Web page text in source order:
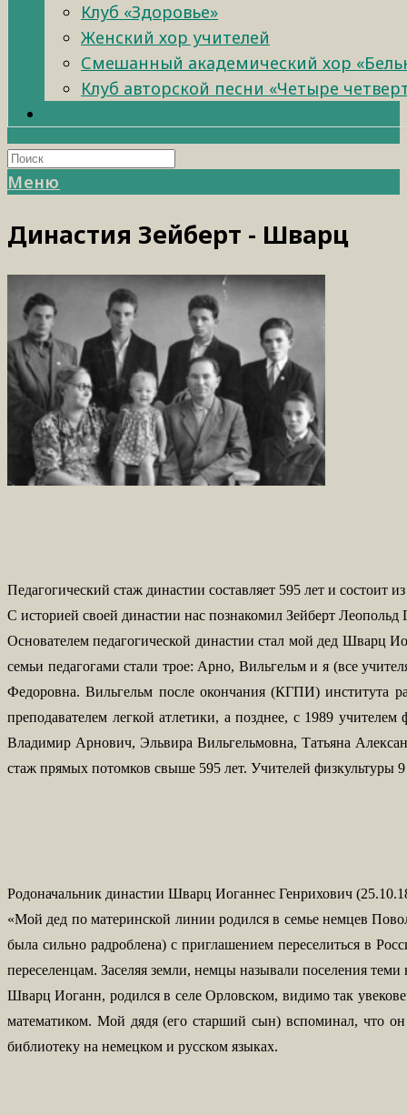
Клуб «Здоровье»
Женский хор учителей
Смешанный академический хор
Клуб авторской песни «Четыре
Меню
Династия Зейберт - Шварц
Педагогический стаж династии составляет 595 лет и
С историей своей династии нас познакомил Зейберт
Основателем педагогической династии стал мой дед Шварц
семьи педагогами стали трое: Арно, Вильгельм и я (все
Федоровна. Вильгельм после окончания (КГПИ) института
преподавателем легкой атлетики, а позднее, с 1989
Владимир Арнович, Эльвира Вильгельмовна, Татьяна
стаж прямых потомков свыше 595 лет. Учителей физкультуры 9
Родоначальник династии Шварц Иоганнес Генрихович
«Мой дед по материнской линии родился в семье немцев
была сильно радроблена) с приглашением переселиться в
переселенцам. Заселяя земли, немцы называли поселения
Шварц Иоганн, родился в селе Орловском, видимо так
математиком. Мой дядя (его старший сын) вспоминал, что
библиотеку на немецком и русском языках.